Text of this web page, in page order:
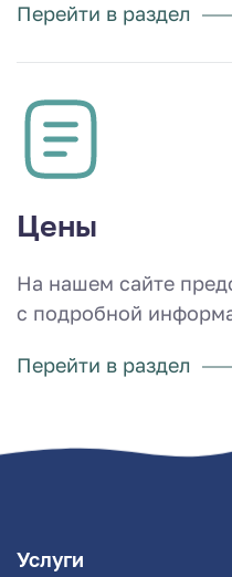
Перейти в раздел
Цены
На нашем сайте
с подробной
Перейти в раздел
Услуги